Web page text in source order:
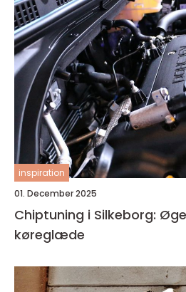
inspiration
01. December 2025
Chiptuning i Silkeborg:
køreglæde